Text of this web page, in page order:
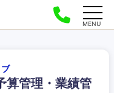
MENU
算管理・業績管